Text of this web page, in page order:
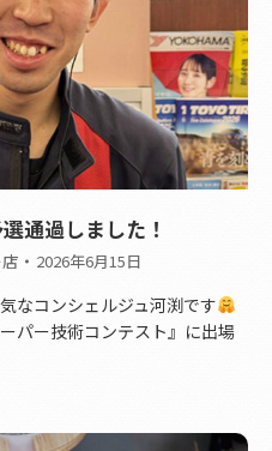
通過しました！
2026年6月15日
なコンシェルジュ河渕です
ーパー技術コンテスト』に出場